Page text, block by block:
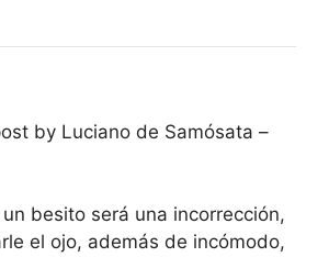
by Luciano de Samósata –
besito será una incorrección,
el ojo, además de incómodo,